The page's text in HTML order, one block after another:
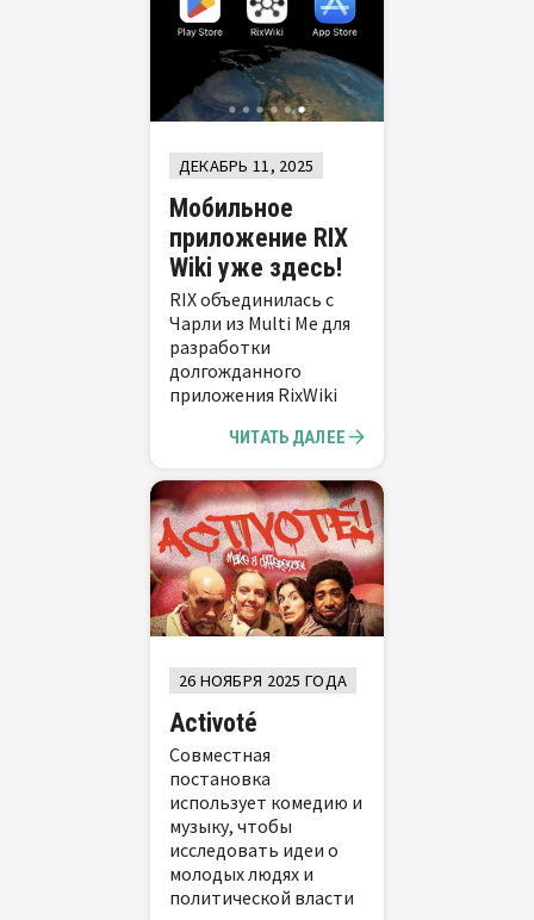
ДЕКАБРЬ 11, 2025
Мобильное
приложение RIX
Wiki уже здесь!
RIX объединилась с
Чарли из Multi Me для
разработки
долгожданного
приложения RixWiki
ЧИТАТЬ ДАЛЕЕ
26 НОЯБРЯ 2025 ГОДА
Activoté
Совместная
постановка
использует комедию и
музыку, чтобы
исследовать идеи о
молодых людях и
политической власти